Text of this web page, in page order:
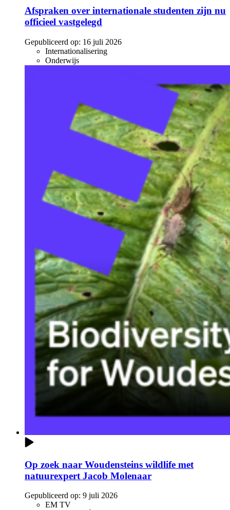
Afspraken over internationale studenten zijn nu
officieel vastgelegd
Gepubliceerd op: 16 juli 2026
Internationalisering
Onderwijs
Op zoek naar Woudensteins wildlife met
natuurexpert Jacob Molenaar
Gepubliceerd op: 9 juli 2026
EM TV